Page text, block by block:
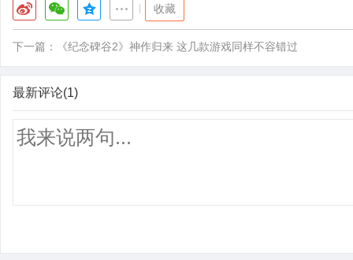
收藏
下一篇： 《纪念碑谷2》神作归来 这几款游戏同样不容错过
最新评论(1)